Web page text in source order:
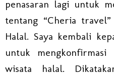
penasaran lagi untuk
tentang “Cheria
Halal. Saya kembali
untuk mengkonfirmasi
wisata halal.